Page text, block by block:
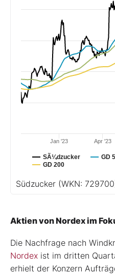
SÃ¼dzucker GD
GD 200
Jan '23 Apr '23
Südzucker (WKN:
Aktien von Nordex im
Die Nachfrage nach
Nordex ist im dritten
erhielt der Konzern